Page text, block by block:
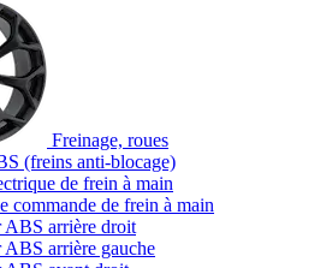
Freinage, roues
(freins anti-blocage)
de frein à main
commande de frein à main
ABS arrière droit
ABS arrière gauche